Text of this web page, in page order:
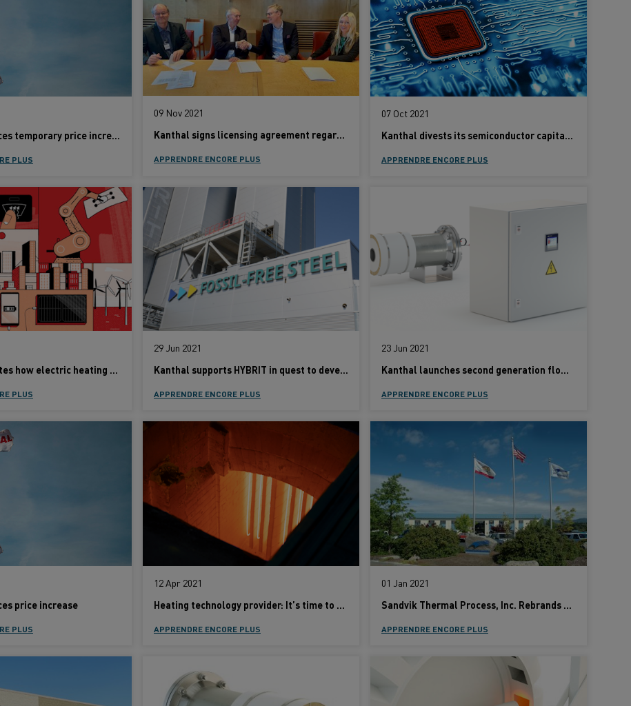
Kanthal announces temporary price increase
PLUS
09 Nov 2021
Kanthal signs licensing agreement regarding MW-scale gas heating solution
APPRENDRE ENCORE PLUS
07 Oct 2021
Kanthal divests its semiconductor capital equipment business
APPRENDRE ENCORE PLUS
Kanthal celebrates how electric heating technology has shaped modern life
PLUS
29 Jun 2021
Kanthal supports HYBRIT in quest to develop world’s first fossil free sponge iron
APPRENDRE ENCORE PLUS
23 Jun 2021
Kanthal launches second generation flow heater control system
APPRENDRE ENCORE PLUS
price increase
PLUS
12 Apr 2021
Heating technology provider: It’s time to electrify the steel industry
APPRENDRE ENCORE PLUS
01 Jan 2021
Sandvik Thermal Process, Inc. Rebrands as Kanthal
APPRENDRE ENCORE PLUS